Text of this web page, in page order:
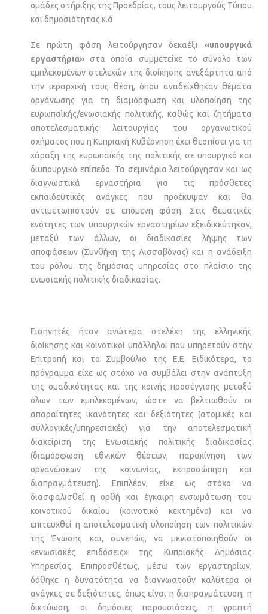
ομάδες στήριξης της Προεδρίας, τους λειτουργούς Τύπου
και δημοσιότητας κ.ά.
Σε πρώτη φάση λειτούργησαν δεκαέξι «υπουργικά
εργαστήρια»στα οποία συμμετείχε το σύνολο των
εμπλεκομένων στελεχών της διοίκησης ανεξάρτητα από
την ιεραρχική τους θέση, όπου αναδείχθηκαν θέματα
οργάνωσης για τη διαμόρφωση και υλοποίηση της
ευρωπαϊκής/ενωσιακής πολιτικής, καθώς και ζητήματα
αποτελεσματικής λειτουργίας του οργανωτικού
σχήματος που η Κυπριακή Κυβέρνηση έχει θεσπίσει για τη
χάραξη της ευρωπαϊκής της πολιτικής σε υπουργικό και
διυπουργικό επίπεδο. Τα σεμινάρια λειτούργησαν και ως
διαγνωστικά εργαστήρια για τις πρόσθετες
εκπαιδευτικές ανάγκες που προέκυψαν και θα
αντιμετωπιστούν σε επόμενη φάση. Στις θεματικές
ενότητες των υπουργικών εργαστηρίων εξειδικεύτηκαν,
μεταξύ των άλλων, οι διαδικασίες λήψης των
αποφάσεων (Συνθήκη της Λισσαβόνας) και η ανάδειξη
του ρόλου της δημόσιας υπηρεσίας στο πλαίσιο της
ενωσιακής πολιτικής διαδικασίας.
Εισηγητές ήταν ανώτερα στελέχη της ελληνικής
διοίκησης και κοινοτικοί υπάλληλοι που υπηρετούν στην
Επιτροπή και το Συμβούλιο της Ε.Ε. Ειδικότερα, το
πρόγραμμα είχε ως στόχο να συμβάλει στην ανάπτυξη
της ομαδικότητας και της κοινής προσέγγισης μεταξύ
όλων των εμπλεκομένων, ώστε να βελτιωθούν οι
απαραίτητες ικανότητες και δεξιότητες (ατομικές και
συλλογικές/υπηρεσιακές) για την αποτελεσματική
διαχείριση της Ενωσιακής πολιτικής διαδικασίας
(διαμόρφωση εθνικών θέσεων, παρακίνηση των
οργανώσεων της κοινωνίας, εκπροσώπηση και
διαπραγμάτευση). Επιπλέον, είχε ως στόχο να
διασφαλισθεί η ορθή και έγκαιρη ενσωμάτωση του
κοινοτικού δικαίου (κοινοτικό κεκτημένο) και να
επιτευχθεί η αποτελεσματική υλοποίηση των πολιτικών
της Ένωσης και, συνεπώς, να μεγιστοποιηθούν οι
«ενωσιακές επιδόσεις» της Κυπριακής Δημόσιας
Υπηρεσίας. Επιπροσθέτως, μέσω των εργαστηρίων,
δόθηκε η δυνατότητα να διαγνωστούν καλύτερα οι
ανάγκες σε δεξιότητες, όπως είναι η διαπραγμάτευση, η
δικτύωση, οι δημόσιες παρουσιάσεις, η γραπτή